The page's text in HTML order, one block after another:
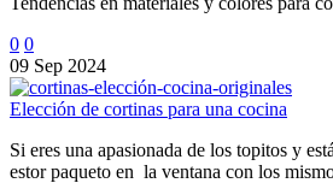
0 0
09 Sep 2024
Elección de cortinas para una cocina
Si eres una apasionada de los topitos y
estor paqueto en la ventana con los